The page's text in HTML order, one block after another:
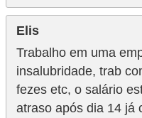
Elis
Trabalho em uma
insalubridade, trab
fezes etc, o salário
atraso após dia 14 já